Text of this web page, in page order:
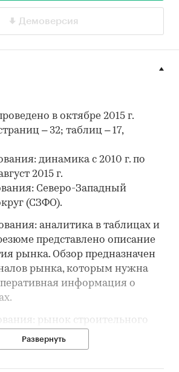
Демоверсия
в октябре 2015 г.
– 32; таблиц – 17,
динамика с 2010 г. по
2015 г.
Северо-Западный
(СЗФО).
аналитика в таблицах и
представлено описание
рынка. Обзор предназначен
рынка, которым нужна
информация о
рынок строительного
кирпича.
Развернуть